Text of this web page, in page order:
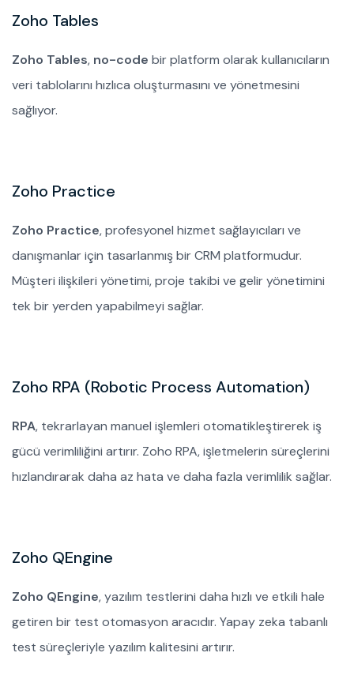
Zoho Tables
Zoho Tables, no-code bir platform olarak kullanıcıların
veri tablolarını hızlıca oluşturmasını ve yönetmesini
sağlıyor.
Zoho Practice
Zoho Practice, profesyonel hizmet sağlayıcıları ve
danışmanlar için tasarlanmış bir CRM platformudur.
Müşteri ilişkileri yönetimi, proje takibi ve gelir yönetimini
tek bir yerden yapabilmeyi sağlar.
Zoho RPA (Robotic Process Automation)
RPA, tekrarlayan manuel işlemleri otomatikleştirerek iş
gücü verimliliğini artırır. Zoho RPA, işletmelerin süreçlerini
hızlandırarak daha az hata ve daha fazla verimlilik sağlar.
Zoho QEngine
Zoho QEngine, yazılım testlerini daha hızlı ve etkili hale
getiren bir test otomasyon aracıdır. Yapay zeka tabanlı
test süreçleriyle yazılım kalitesini artırır.